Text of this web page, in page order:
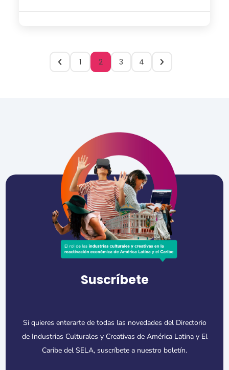
1 2 3 4
Suscríbete
Si quieres enterarte de todas las novedades del Directorio
de Industrias Culturales y Creativas de América Latina y El
Caribe del SELA, suscríbete a nuestro boletín.